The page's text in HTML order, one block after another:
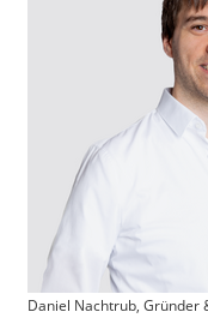
Daniel Nachtrub, Gründer